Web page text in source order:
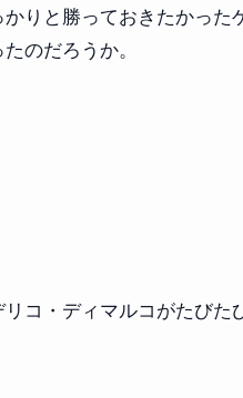
りと勝っておきたかった
のだろうか。
コ・ディマルコがたびた